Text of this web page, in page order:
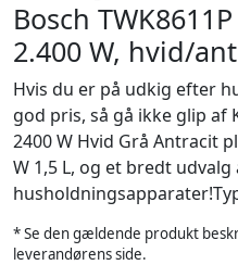
Bosch
2.400 W, hvid/
Hvis du er på udkig efter
god pris, så gå ikke glip af
2400 W Hvid Grå Antracit
W 1,5 L, og et bredt udvalg
* Se den gældende produkt
leverandørens side.